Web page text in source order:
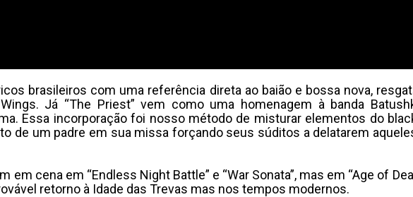
brasileiros com uma referência direta ao baião e bossa nova,
Já “The Priest” vem como uma homenagem à banda
Essa incorporação foi nosso método de misturar elementos do
de um padre em sua missa forçando seus súditos a delatarem
cena em “Endless Night Battle” e “War Sonata”, mas em “Age of
retorno à Idade das Trevas mas nos tempos modernos.